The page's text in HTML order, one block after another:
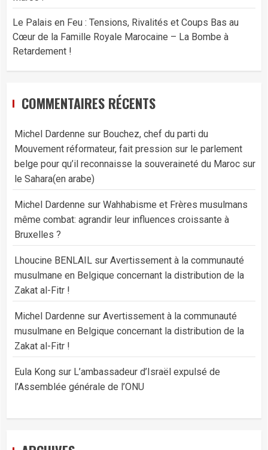
Le Palais en Feu : Tensions, Rivalités et Coups Bas au
Cœur de la Famille Royale Marocaine – La Bombe à
Retardement !
COMMENTAIRES RÉCENTS
Michel Dardenne sur Bouchez, chef du parti du
Mouvement réformateur, fait pression sur le parlement
belge pour qu’il reconnaisse la souveraineté du Maroc sur
le Sahara(en arabe)
Michel Dardenne sur Wahhabisme et Frères musulmans
même combat: agrandir leur influences croissante à
Bruxelles ?
Lhoucine BENLAIL sur Avertissement à la communauté
musulmane en Belgique concernant la distribution de la
Zakat al-Fitr !
Michel Dardenne sur Avertissement à la communauté
musulmane en Belgique concernant la distribution de la
Zakat al-Fitr !
Eula Kong sur L’ambassadeur d’Israël expulsé de
l’Assemblée générale de l’ONU